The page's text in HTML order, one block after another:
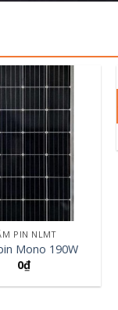
PIN NLMT
Mono 190W
0₫